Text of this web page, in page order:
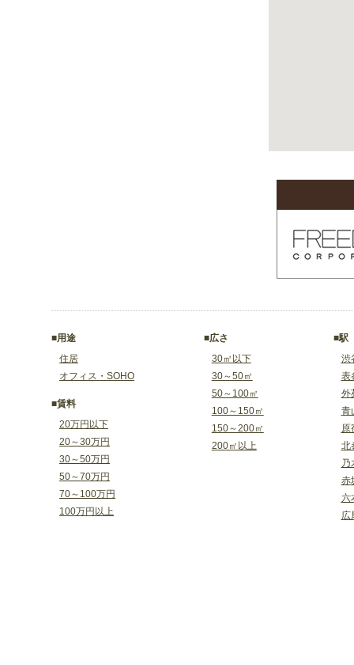
■用途
住居
オフィス・SOHO
■賃料
20万円以下
20～30万円
30～50万円
50～70万円
70～100万円
100万円以上
■広さ
30㎡以下
30～50㎡
50～100㎡
100～150㎡
150～200㎡
200㎡以上
■駅
渋
表
外
青
原
北
乃
赤
六
広